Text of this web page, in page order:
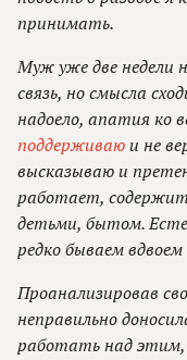
принимать.
Муж уже две недели
связь, но смысла
надоело, апатия ко
поддерживаюи не
высказываю и
работает,
детьми, бытом.
редко бываем
Проанализировав
неправильно
работать над